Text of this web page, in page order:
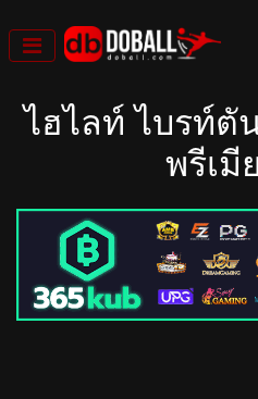
to
content
ไฮไลท์ ไบรท์ตั
พรีเมี